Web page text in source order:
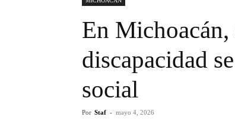
En Michoacán,
discapacidad
social
Por Staf - mayo 4, 2026